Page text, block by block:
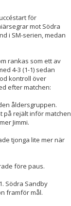
för
mot Södra
i SM-serien, medan
rankas som ett av
4-3 (1-1) sedan
kontroll över
efter matchen:
åldersgruppen.
på rejält inför matchen
Jimmi.
tjonga lite mer när
före paus.
Södra Sandby
framför mål.